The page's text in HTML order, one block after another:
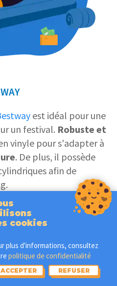
est idéal pour une
un festival. Robuste et
vinyle pour s'adapter à
. De plus, il possède
afin de
également d'une surface
velours très
à une
gonfle et se dégonfle
cookies
plus d'informations, consultez
politique de confidentialité
ACCEPTER REFUSER